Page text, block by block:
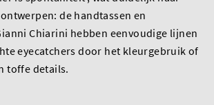
de handtassen en
Chiarini hebben eenvoudige lijnen
eyecatchers door het kleurgebruik of
toffe details.